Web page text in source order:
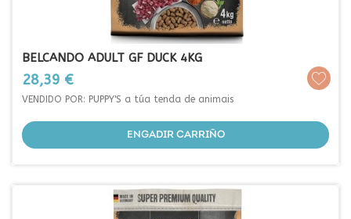
BELCANDO ADULT GF DUCK 4KG
Prezo
28,39 €
VENDIDO POR: PUPPY'S a túa tenda de animais
ENGADIR CARRIÑO